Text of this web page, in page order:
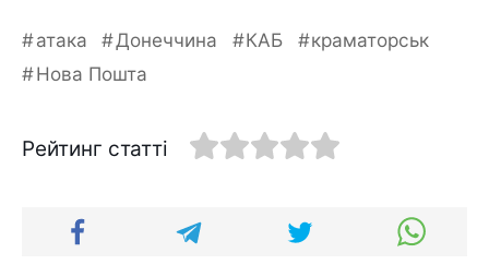
атака Донеччина КАБ
краматорськ
Нова Пошта
Рейтинг статті